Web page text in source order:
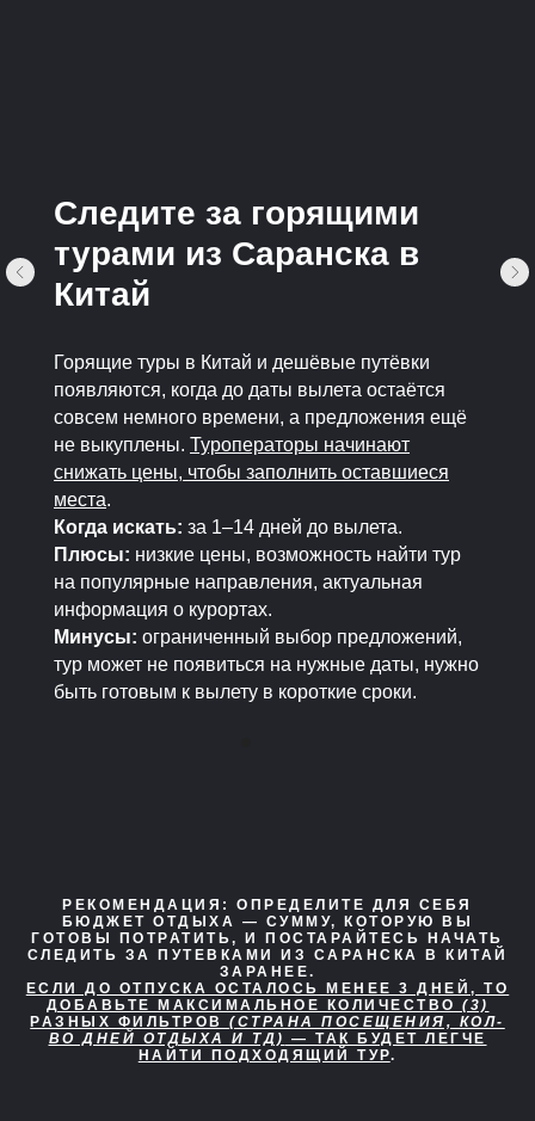
Следите за горящими
турами из Саранска в
Китай
Горящие туры в Китай и дешёвые путёвки
появляются, когда до даты вылета остаётся
совсем немного времени, а предложения ещё
не выкуплены. Туроператоры начинают
снижать цены, чтобы заполнить оставшиеся
места.
Когда искать: за 1–14 дней до вылета.
Плюсы: низкие цены, возможность найти тур
на популярные направления, актуальная
информация о курортах.
Минусы: ограниченный выбор предложений,
тур может не появиться на нужные даты, нужно
быть готовым к вылету в короткие сроки.
РЕКОМЕНДАЦИЯ:
ОПРЕДЕЛИТЕ ДЛЯ СЕБЯ
БЮДЖЕТ ОТДЫХА — СУММУ, КОТОРУЮ ВЫ
ГОТОВЫ ПОТРАТИТЬ, И ПОСТАРАЙТЕСЬ НАЧАТЬ
СЛЕДИТЬ ЗА ПУТЕВКАМИ ИЗ САРАНСКА В КИТАЙ
ЗАРАНЕЕ.
ЕСЛИ ДО ОТПУСКА ОСТАЛОСЬ МЕНЕЕ 3 ДНЕЙ, ТО
ДОБАВЬТЕ МАКСИМАЛЬНОЕ КОЛИЧЕСТВО (3)
РАЗНЫХ ФИЛЬТРОВ(СТРАНА ПОСЕЩЕНИЯ, КОЛ-
ВО ДНЕЙ ОТДЫХА И ТД) — ТАК БУДЕТ ЛЕГЧЕ
НАЙТИ ПОДХОДЯЩИЙ ТУР.